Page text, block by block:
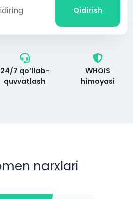
Qidirish
24/7 qo‘llab-
quvvatlash
WHOIS
himoyasi
narxlari